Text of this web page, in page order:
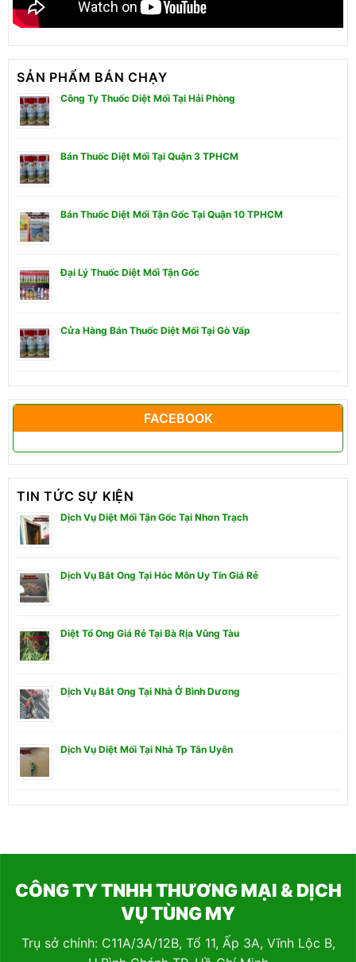
SẢN PHẨM BÁN CHẠY
Công Ty Thuốc Diệt Mối Tại Hải Phòng
Bán Thuốc Diệt Mối Tại Quận 3 TPHCM
Bán Thuốc Diệt Mối Tận Gốc Tại Quận 10 TPHCM
Đại Lý Thuốc Diệt Mối Tận Gốc
Cửa Hàng Bán Thuốc Diệt Mối Tại Gò Vấp
FACEBOOK
TIN TỨC SỰ KIỆN
Dịch Vụ Diệt Mối Tận Gốc Tại Nhơn Trạch
Dịch Vụ Bắt Ong Tại Hóc Môn Uy Tín Giá Rẻ
Diệt Tổ Ong Giá Rẻ Tại Bà Rịa Vũng Tàu
Dịch Vụ Bắt Ong Tại Nhà Ở Bình Dương
Dịch Vụ Diệt Mối Tại Nhà Tp Tân Uyên
CÔNG TY TNHH THƯƠNG MẠI & DỊCH
VỤ TÙNG MY
Trụ sở chính: C11A/3A/12B, Tổ 11, Ấp 3A, Vĩnh Lộc B,